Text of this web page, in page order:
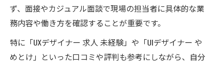
ず、面接やカジュアル面談で現場の担当者に具体的な業
務内容や働き方を確認することが重要です。
特に「UXデザイナー 求人 未経験」や「UIデザイナー や
めとけ」といった口コミや評判も参考にしながら、自分